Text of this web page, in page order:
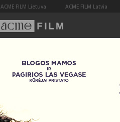
ACME FILM Lietuva ACME FILM Latvia